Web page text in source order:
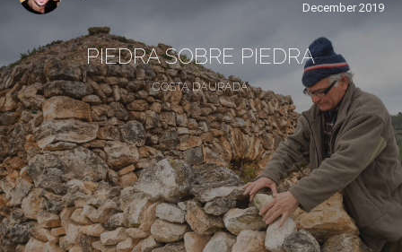
December 2019
PIEDRA SOBRE PIEDRA
COSTA DAURADA